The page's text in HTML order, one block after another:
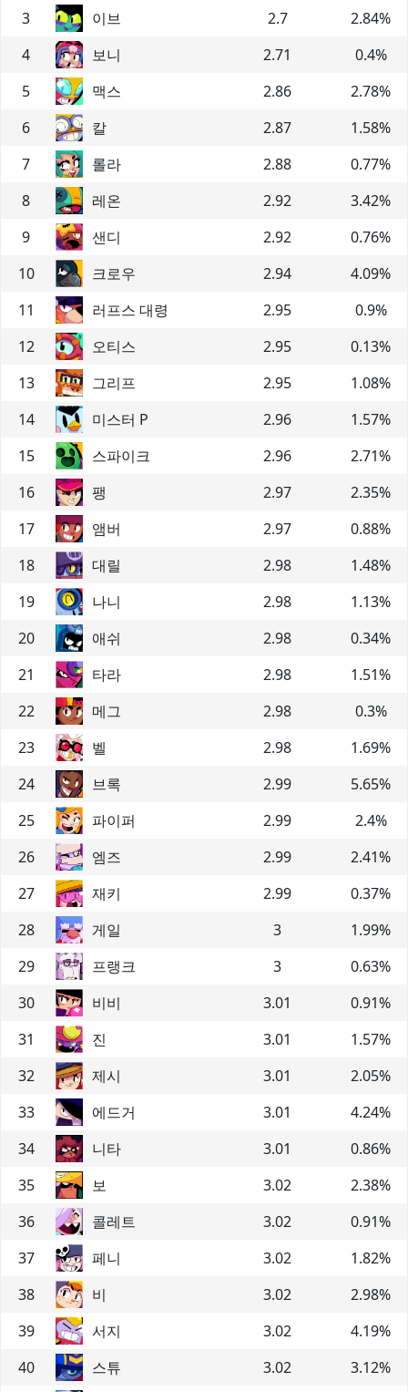
3
이브 2.7 2.84%
4
보니 2.71 0.4%
5
맥스 2.86 2.78%
6
칼 2.87 1.58%
7
롤라 2.88 0.77%
8
레온 2.92 3.42%
9
샌디 2.92 0.76%
10
크로우 2.94 4.09%
11
러프스 대령 2.95 0.9%
12
오티스 2.95 0.13%
13
그리프 2.95 1.08%
14
미스터 P 2.96 1.57%
15
스파이크 2.96 2.71%
16
팽 2.97 2.35%
17
앰버 2.97 0.88%
18
대릴 2.98 1.48%
19
나니 2.98 1.13%
20
애쉬 2.98 0.34%
21
타라 2.98 1.51%
22
메그 2.98 0.3%
23
벨 2.98 1.69%
24
브록 2.99 5.65%
25
파이퍼 2.99 2.4%
26
엠즈 2.99 2.41%
27
재키 2.99 0.37%
28
게일 3 1.99%
29
프랭크 3 0.63%
30
비비 3.01 0.91%
31
진 3.01 1.57%
32
제시 3.01 2.05%
33
에드거 3.01 4.24%
34
니타 3.01 0.86%
35
보 3.02 2.38%
36
콜레트 3.02 0.91%
37
페니 3.02 1.82%
38
비 3.02 2.98%
39
서지 3.02 4.19%
40
스튜 3.02 3.12%